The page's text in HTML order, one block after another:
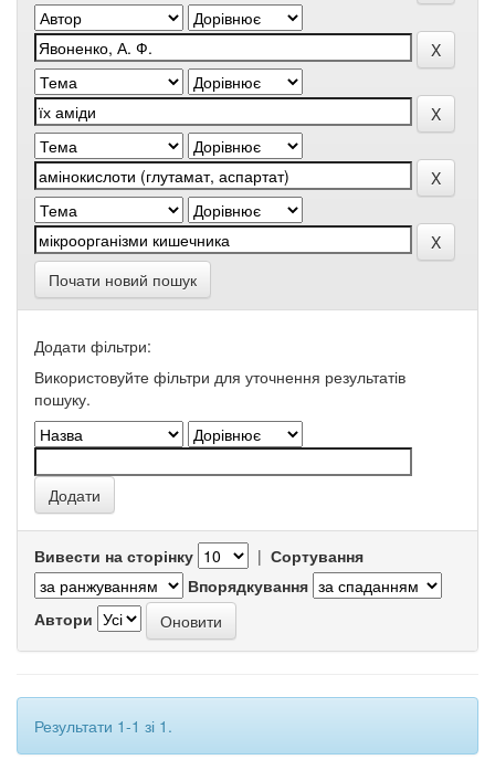
Почати новий пошук
Додати фільтри:
Використовуйте фільтри для уточнення результатів
пошуку.
Вивести на сторінку | Сортування
Впорядкування
Автори
Результати 1-1 зі 1.